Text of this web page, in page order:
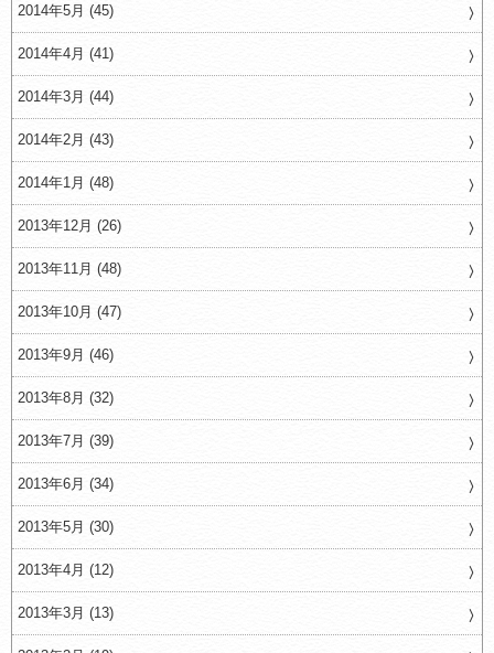
2014年5月 (45)
2014年4月 (41)
2014年3月 (44)
2014年2月 (43)
2014年1月 (48)
2013年12月 (26)
2013年11月 (48)
2013年10月 (47)
2013年9月 (46)
2013年8月 (32)
2013年7月 (39)
2013年6月 (34)
2013年5月 (30)
2013年4月 (12)
2013年3月 (13)